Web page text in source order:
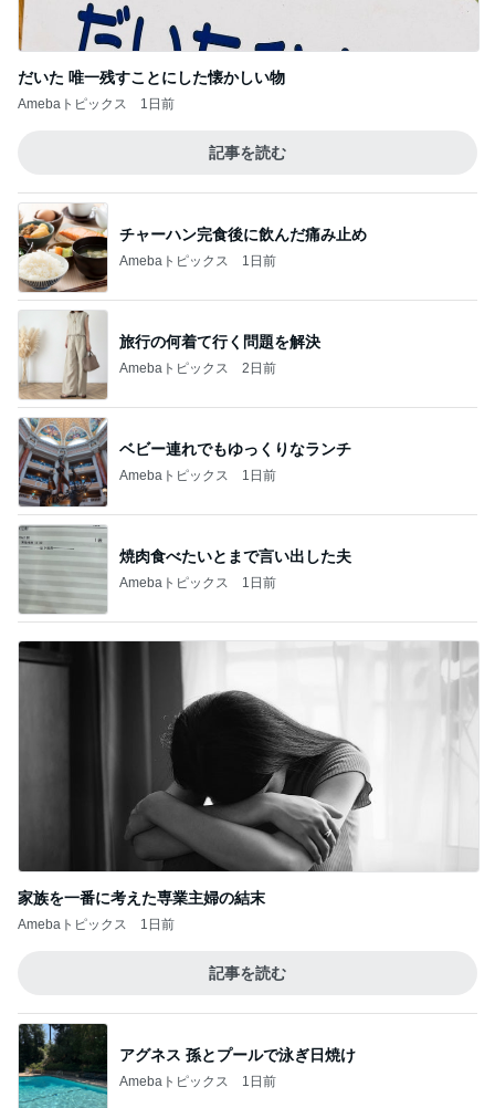
だいた 唯一残すことにした懐かしい物
Amebaトピックス 1日前
記事を読む
チャーハン完食後に飲んだ痛み止め
Amebaトピックス 1日前
旅行の何着て行く問題を解決
Amebaトピックス 2日前
ベビー連れでもゆっくりなランチ
Amebaトピックス 1日前
焼肉食べたいとまで言い出した夫
Amebaトピックス 1日前
家族を一番に考えた専業主婦の結末
Amebaトピックス 1日前
記事を読む
アグネス 孫とプールで泳ぎ日焼け
Amebaトピックス 1日前